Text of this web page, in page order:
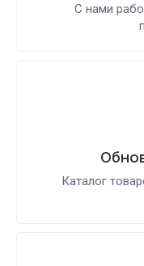
С нами
Каталог